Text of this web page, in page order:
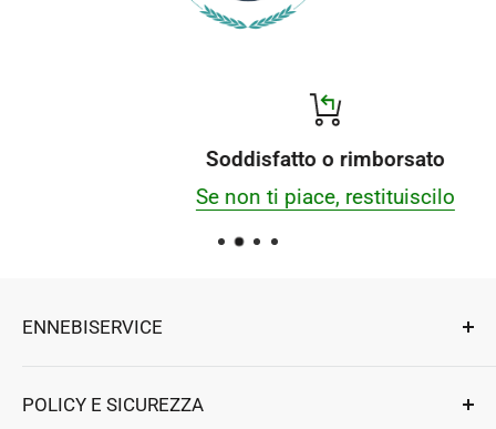
Soddisfatto o rimborsato
Se non ti piace, restituiscilo
ENNEBISERVICE
per elettrodomestici e professionali.
POLICY E SICUREZZA